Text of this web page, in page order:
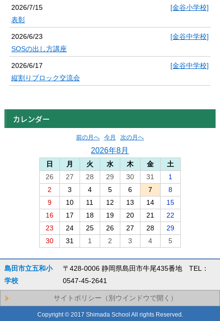
2026/7/15
[金谷小学校]
表彰
2026/6/23
[金谷中学校]
SOSの出し方講座
2026/6/17
[金谷中学校]
縦割りブロック交流会
カレンダー
前の月へ 今月 次の月へ
2026年8月
日 月 火 水 木 金
土
26
27 28 29 30 31
1
2
3 4 5 6 7
8
9
10 11 12 13 14
15
16
17 18 19 20 21
22
23
24 25 26 27 28
29
30
31 1 2 3 4 5
島田市立五和小
学校
〒428-0006 静岡県島田市牛尾435番地 TEL：
0547-45-2641
サイトポリシー（別ウインドウで開く）
Copyright © 2017 Shimada School All rights Reserved.